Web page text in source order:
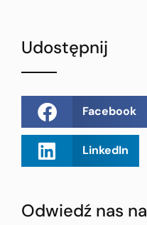
Udostępnij
Facebook
LinkedIn
Odwiedź nas na